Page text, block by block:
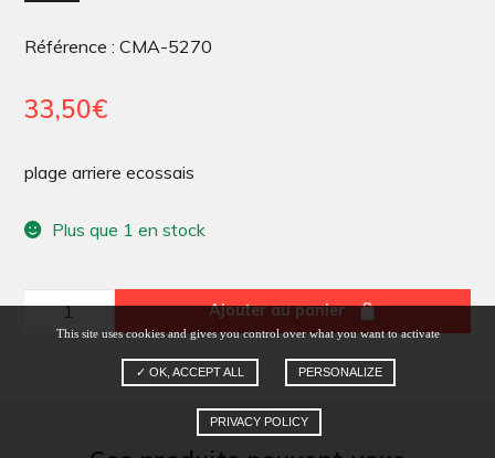
Référence : CMA-5270
33,50€
plage arriere ecossais
Plus que 1 en stock
quantité
Ajouter au panier
This site uses cookies and gives you control over what you want to activate
✓ OK, ACCEPT ALL PERSONALIZE
PRIVACY POLICY